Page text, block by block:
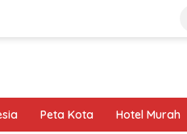
Peta Kota Hotel Murah